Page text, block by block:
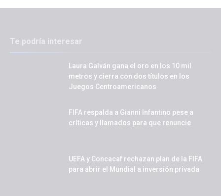
Te podría interesar
Laura Galván gana el oro en los 10 mil
metros y cierra con dos títulos en los
Juegos Centroamericanos
FIFA respalda a Gianni Infantino pese a
críticas y llamados para que renuncie
UEFA y Concacaf rechazan plan de la FIFA
para abrir el Mundial a inversión privada